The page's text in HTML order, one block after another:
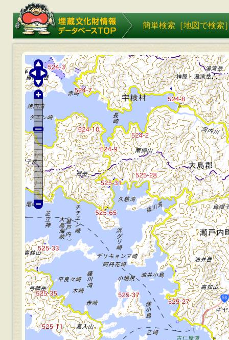
埋蔵文化財情報データベース
TOP
簡単検索［地図で検索